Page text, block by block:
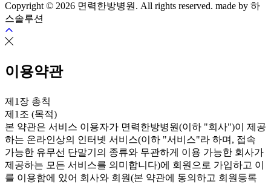
Copyright © 2026 면력한방병원. All rights reserved. made by 하
스솔루션
이용약관
제1장 총칙
제1조 (목적)
본 약관은 서비스 이용자가 면력한방병원(이하 "회사")이 제공
하는 온라인상의 인터넷 서비스(이하 "서비스"라 하며, 접속
가능한 유무선 단말기의 종류와 무관하게 이용 가능한 회사가
제공하는 모든 서비스를 의미합니다)에 회원으로 가입하고 이
를 이용함에 있어 회사와 회원(본 약관에 동의하고 회원등록